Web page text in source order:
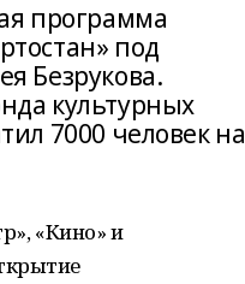
программа
под
Безрукова.
культурных
7000 человек на
«Кино» и